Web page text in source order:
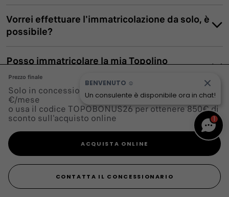
CONTATTA IL
CONCESSIONARIO
ACQUISTA
ONLINE
Prezzo finale
Solo in concessionaria, a partire da 7.450 € o 39
€/mese
o usa il codice TOPOBONUS26 per ottenere 850€ di
sconto sull'acquisto online
ACQUISTA ONLINE
CONTATTA IL CONCESSIONARIO
Vorrei effettuare l'immatricolazione da solo, è
possibile?
Posso immatricolare la mia Topolino
all'estero?
Quando deve essere assicurato il mio
veicolo?
Esiste una soluzione assicurativa per la mia
Topolino?
Posso ricevere assistenza in caso di guasto
1
BENVENUTO ☺️
Un consulente è disponibile ora in chat!